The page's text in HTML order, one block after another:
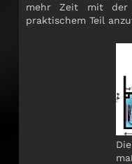
mehr Zeit mit der
praktischem Teil
Die